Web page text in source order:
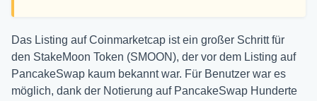
Das Listing auf Coinmarketcap ist ein großer Schritt für
den StakeMoon Token (SMOON), der vor dem Listing auf
PancakeSwap kaum bekannt war. Für Benutzer war es
möglich, dank der Notierung auf PancakeSwap Hunderte